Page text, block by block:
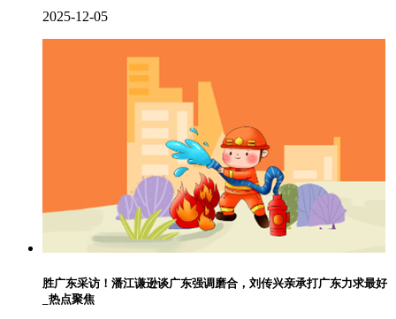
2025-12-05
胜广东采访！潘江谦逊谈广东强调磨合，刘传兴亲承打广东力求最好
_热点聚焦